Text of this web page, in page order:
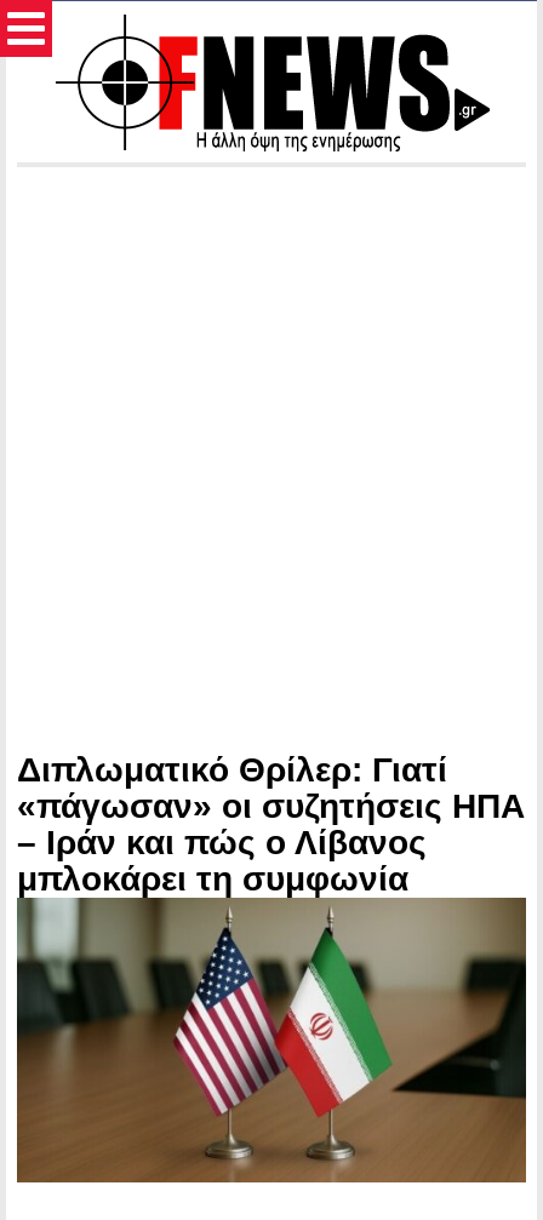
Διπλωματικό Θρίλερ: Γιατί
«πάγωσαν» οι συζητήσεις ΗΠΑ
– Ιράν και πώς ο Λίβανος
μπλοκάρει τη συμφωνία